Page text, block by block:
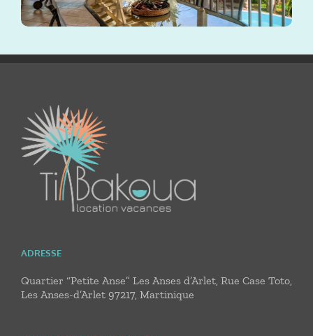
ADRESSE
Quartier “Petite Anse” Les Anses d’Arlet, Rue Case Toto,
Les Anses-d’Arlet 97217, Martinique